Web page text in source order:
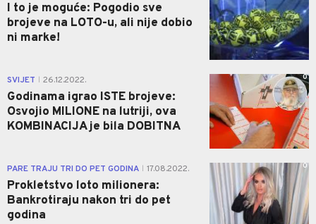
I to je moguće: Pogodio sve
brojeve na LOTO-u, ali nije dobio
ni marke!
SVIJET 26.12.2022.
Godinama igrao ISTE brojeve:
Osvojio MILIONE na lutriji, ova
KOMBINACIJA je bila DOBITNA
0
PARE TRAJU TRI DO PET GODINA 17.08.2022.
Prokletstvo loto milionera:
Bankrotiraju nakon tri do pet
godina
0